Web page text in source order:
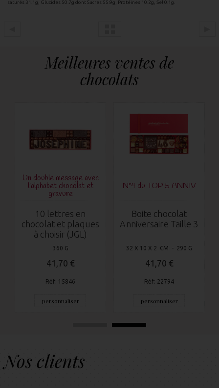
saturés 31.1g, Glucides 50.7g dont Sucres 55.9g, Protéines 10.2g, Sel 0.1g.
Meilleures ventes de
chocolats
Un double message avec
l'alphabet chocolat et
gravure
10 lettres en
chocolat et plaques
à choisir (JGL)
360 G
41,70 €
Réf: 15846
personnaliser
N°4 du TOP 5 ANNIV
Boite chocolat
Anniversaire Taille 3
32 X 10 X 2 CM - 290 G
41,70 €
Réf: 22794
personnaliser
Nos clients